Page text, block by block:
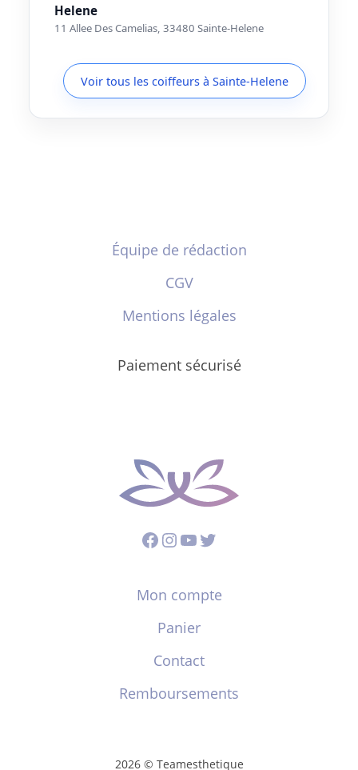
Helene
11 Allee Des Camelias, 33480 Sainte-Helene
Voir tous les coiffeurs à Sainte-Helene
Équipe de rédaction
CGV
Mentions légales
Paiement sécurisé
Facebook
Instagram
YouTube
Twitter
Mon compte
Panier
Contact
Remboursements
2026 © Teamesthetique